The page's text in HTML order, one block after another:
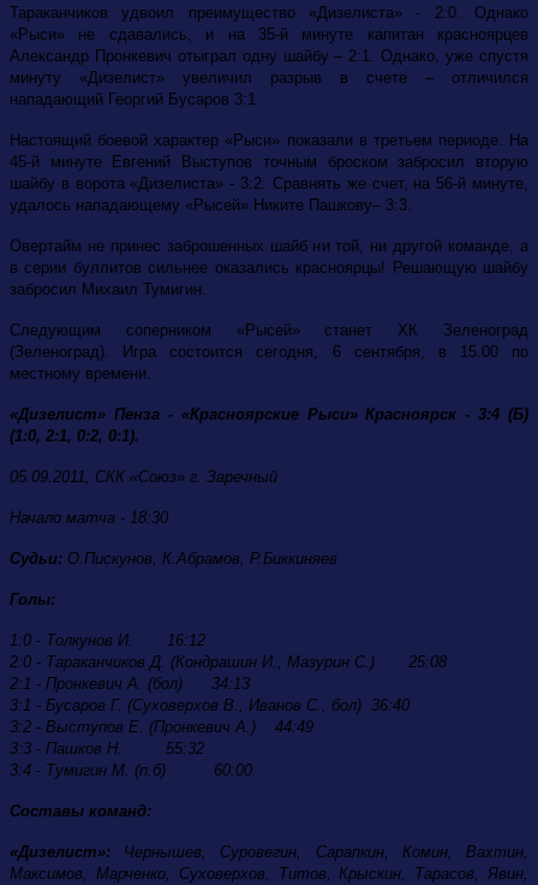
Тараканчиков удвоил преимущество «Дизелиста» - 2:0. Однако
«Рыси» не сдавались, и на 35-й минуте капитан красноярцев
Александр Пронкевич отыграл одну шайбу – 2:1. Однако, уже спустя
минуту «Дизелист» увеличил разрыв в счете – отличился
нападающий Георгий Бусаров 3:1.
Настоящий боевой характер «Рыси» показали в третьем периоде. На
45-й минуте Евгений Выступов точным броском забросил вторую
шайбу в ворота «Дизелиста» - 3:2. Сравнять же счет, на 56-й минуте,
удалось нападающему «Рысей» Никите Пашкову– 3:3.
Овертайм не принес заброшенных шайб ни той, ни другой команде, а
в серии буллитов сильнее оказались красноярцы! Решающую шайбу
забросил Михаил Тумигин.
Следующим соперником «Рысей» станет ХК Зеленоград
(Зеленоград). Игра состоится сегодня, 6 сентября, в 15.00 по
местному времени.
«Дизелист» Пенза - «Красноярские Рыси» Красноярск - 3:4 (Б)
(1:0, 2:1, 0:2, 0:1).
05.09.2011, СКК «Союз» г. Заречный
Начало матча - 18:30
Судьи: О.Пискунов, К.Абрамов, Р.Биккиняев
Голы:
1:0 - Толкунов И. 16:12
2:0 - Тараканчиков Д. (Кондрашин И., Мазурин С.) 25:08
2:1 - Пронкевич А. (бол) 34:13
3:1 - Бусаров Г. (Суховерхов В., Иванов С., бол) 36:40
3:2 - Выступов Е. (Пронкевич А.) 44:49
3:3 - Пашков Н. 55:32
3:4 - Тумигин М. (п.б) 60:00
Составы команд:
«Дизелист»: Чернышев, Суровегин, Сарапкин, Комин, Вахтин,
Максимов, Марченко, Суховерхов, Титов, Крыскин, Тарасов, Явин,